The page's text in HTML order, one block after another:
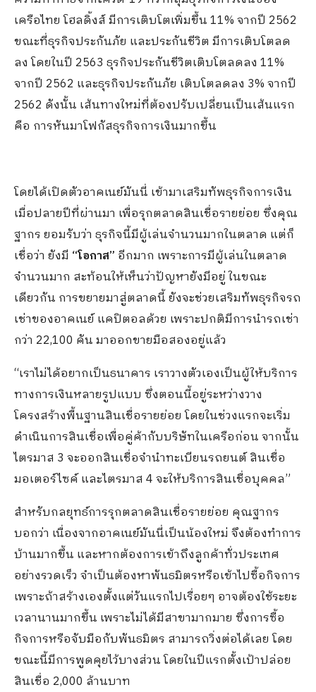
เครือไทย โฮลดิ้งส์ มีการเติบโตเพิ่มขึ้น 11% จากปี 2562
ขณะที่ธุรกิจประกันภัย และประกันชีวิต มีการเติบโตลด
ลง โดยในปี 2563 ธุรกิจประกันชีวิตเติบโตลดลง 11%
จากปี 2562 และธุรกิจประกันภัย เติบโตลดลง 3% จากปี
2562 ดังนั้น เส้นทางใหม่ที่ต้องปรับเปลี่ยนเป็นเส้นแรก
คือ การหันมาโฟกัสธุรกิจการเงินมากขึ้น
โดยได้เปิดตัวอาคเนย์มันนี่ เข้ามาเสริมทัพธุรกิจการเงิน
เมื่อปลายปีที่ผ่านมา เพื่อรุกตลาดสินเชื่อรายย่อย ซึ่งคุณ
ฐากร ยอมรับว่า ธุรกิจนี้มีผู้เล่นจำนวนมากในตลาด แต่ก็
เชื่อว่า ยังมี “โอกาส” อีกมาก เพราะการมีผู้เล่นในตลาด
จำนวนมาก สะท้อนให้เห็นว่าปัญหายังมีอยู่ ในขณะ
เดียวกัน การขยายมาสู่ตลาดนี้ ยังจะช่วยเสริมทัพธุรกิจรถ
เช่าของอาคเนย์ แคปิตอลด้วย เพราะปกติมีการนำรถเช่า
กว่า 22,100 คัน มาออกขายมือสองอยู่แล้ว
“เราไม่ได้อยากเป็นธนาคาร เราวางตัวเองเป็นผู้ให้บริการ
ทางการเงินหลายรูปแบบ ซึ่งตอนนี้อยู่ระหว่างวาง
โครงสร้างพื้นฐานสินเชื่อรายย่อย โดยในช่วงแรกจะเริ่ม
ดำเนินการสินเชื่อเพื่อคู่ค้ากับบริษัทในเครือก่อน จากนั้น
ไตรมาส 3 จะออกสินเชื่อจำนำทะเบียนรถยนต์ สินเชื่อ
มอเตอร์ไซค์ และไตรมาส 4 จะให้บริการสินเชื่อบุคคล”
สำหรับกลยุทธ์การรุกตลาดสินเชื่อรายย่อย คุณฐากร
บอกว่า เนื่องจากอาคเนย์มันนี่เป็นน้องใหม่ จึงต้องทำการ
บ้านมากขึ้น และหากต้องการเข้าถึงลูกค้าทั่วประเทศ
อย่างรวดเร็ว จำเป็นต้องหาพันธมิตรหรือเข้าไปซื้อกิจการ
เพราะถ้าสร้างเองตั้งแต่วันแรกไปเรื่อยๆ อาจต้องใช้ระยะ
เวลานานมากขึ้น เพราะไม่ได้มีสาขามากมาย ซึ่งการซื้อ
กิจการหรือจับมือกับพันธมิตร สามารถวิ่งต่อได้เลย โดย
ขณะนี้มีการพูดคุยไว้บางส่วน โดยในปีแรกตั้งเป้าปล่อย
สินเชื่อ 2,000 ล้านบาท